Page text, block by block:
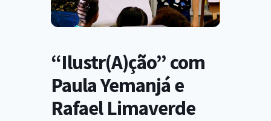
“Ilustr(A)ção” com
Paula Yemanjá e
Rafael Limaverde